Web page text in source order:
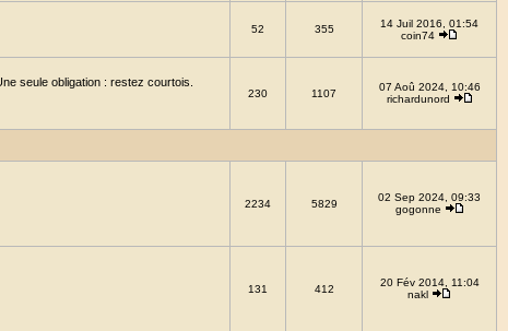
52 355
14 Juil 2016, 01:54
coin74
seule obligation : restez courtois.
230 1107
07 Aoû 2024, 10:46
richardunord
2234 5829
02 Sep 2024, 09:33
gogonne
131 412
20 Fév 2014, 11:04
nakl